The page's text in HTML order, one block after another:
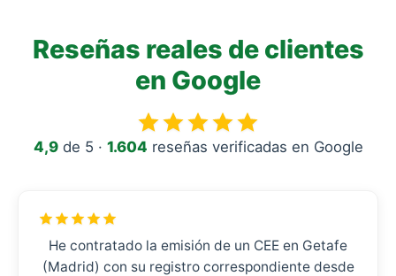
Reseñas reales de clientes
en Google
4,9de 5 · 1.604 reseñas verificadas en Google
He contratado la emisión de un CEE en Getafe
(Madrid) con su registro correspondiente desde